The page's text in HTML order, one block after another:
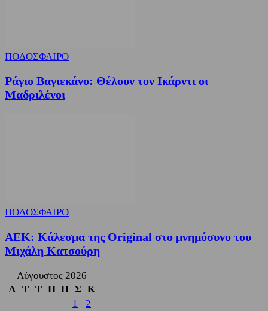
ΠΟΔΟΣΦΑΙΡΟ
Ράγιο Βαγιεκάνο: Θέλουν τον Ικάρντι οι
Μαδριλένοι
ΠΟΔΟΣΦΑΙΡΟ
ΑΕΚ: Κάλεσμα της Original στο μνημόσυνο του
Μιχάλη Κατσούρη
Αύγουστος 2026
Δ
Τ Τ Π Π Σ Κ
1
2